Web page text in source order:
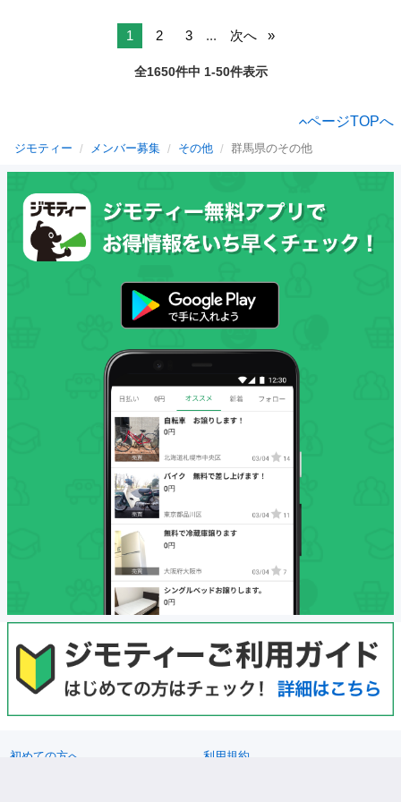
1 2 3 ... 次へ
全1650件中 1-50件表示
ページTOPへ
ジモティー メンバー募集 その他 群馬県のその他
初めての方へ 利用規約